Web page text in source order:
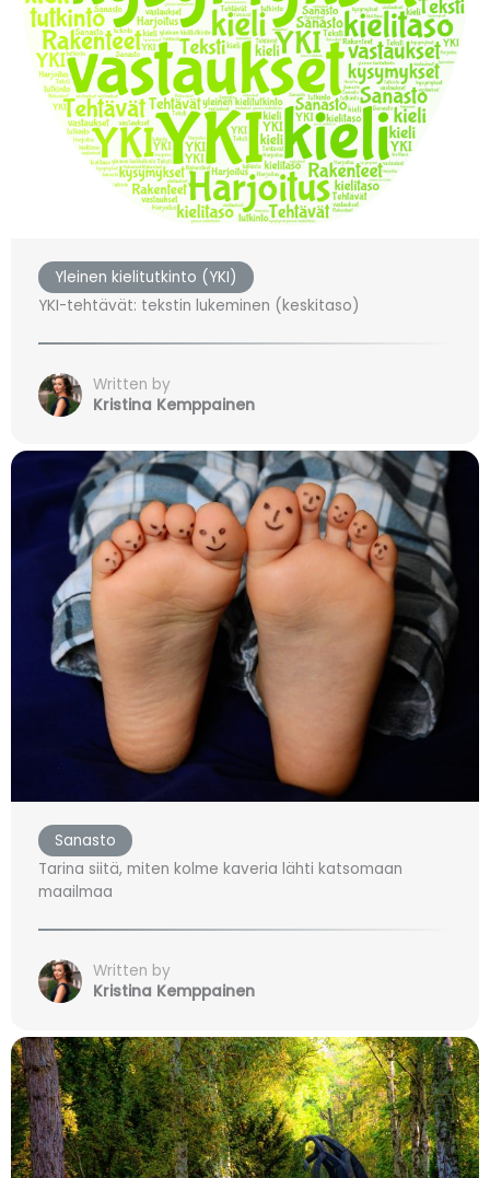
Yleinen kielitutkinto (YKI)
YKI-tehtävät: tekstin lukeminen (keskitaso)
Written by
Kristina Kemppainen
Sanasto
Tarina siitä, miten kolme kaveria lähti katsomaan
maailmaa
Written by
Kristina Kemppainen